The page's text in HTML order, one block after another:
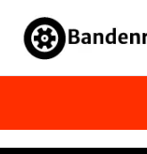
naar